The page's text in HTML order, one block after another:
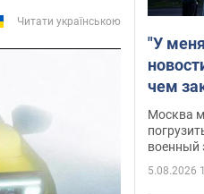
Читати українською
"У
чем
Москва
военный
5.08.2026